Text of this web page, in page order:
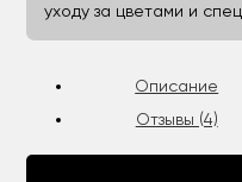
уходу за цветами и
Описание
Отзывы (4)